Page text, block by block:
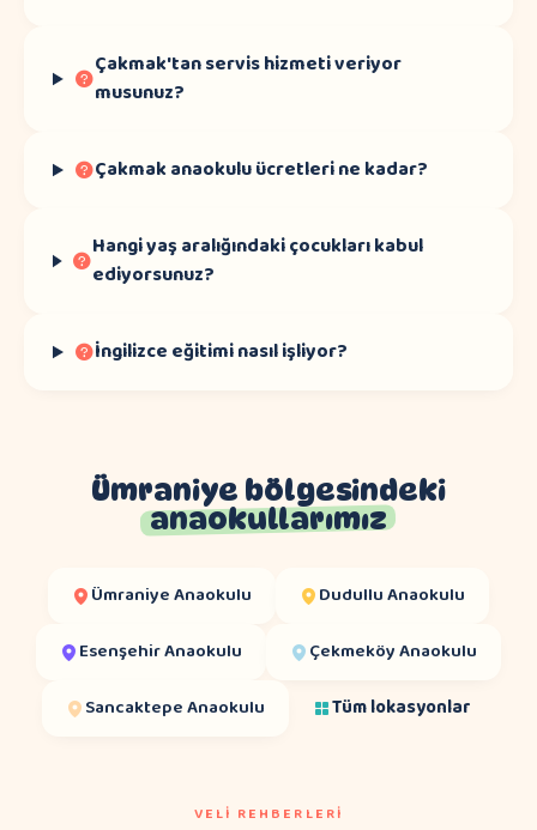
Çakmak'tan servis hizmeti veriyor
musunuz?
Çakmak anaokulu ücretleri ne kadar?
Hangi yaş aralığındaki çocukları kabul
ediyorsunuz?
İngilizce eğitimi nasıl işliyor?
Ümraniye bölgesindeki
anaokullarımız
ÜmraniyeAnaokulu DudulluAnaokulu
EsenşehirAnaokulu ÇekmeköyAnaokulu
SancaktepeAnaokulu Tüm lokasyonlar
VELI REHBERLERI